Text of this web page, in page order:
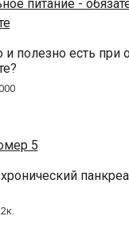
полезно есть при